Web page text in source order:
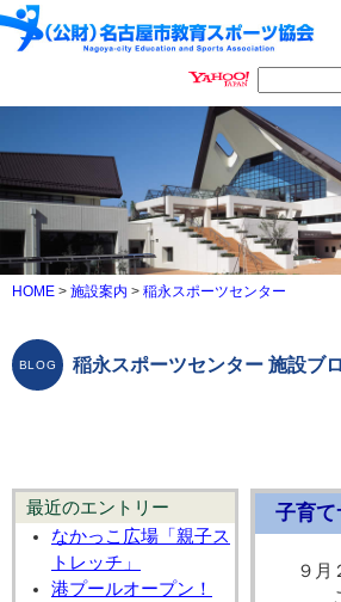
HOME > 施設案内 > 稲永スポーツセンター
稲永スポーツセンター 施設ブ
最近のエントリー
なかっこ広場「親子ス
トレッチ」
港プールオープン！
子育て
９月
ご来